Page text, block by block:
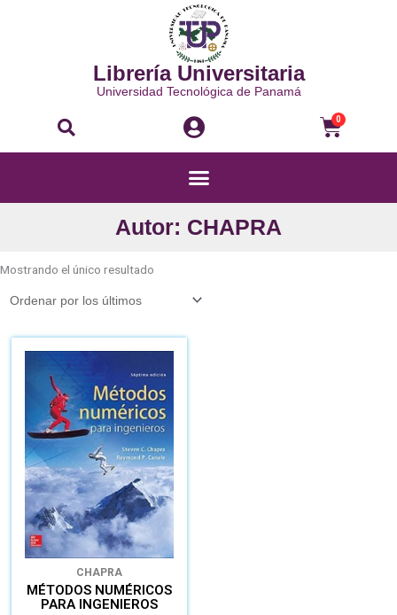
Librería Universitaria
Universidad Tecnológica de Panamá
Buscar 0
Menú
Autor: CHAPRA
Mostrando el único resultado
CHAPRA
MÉTODOS NUMÉRICOS
PARA INGENIEROS